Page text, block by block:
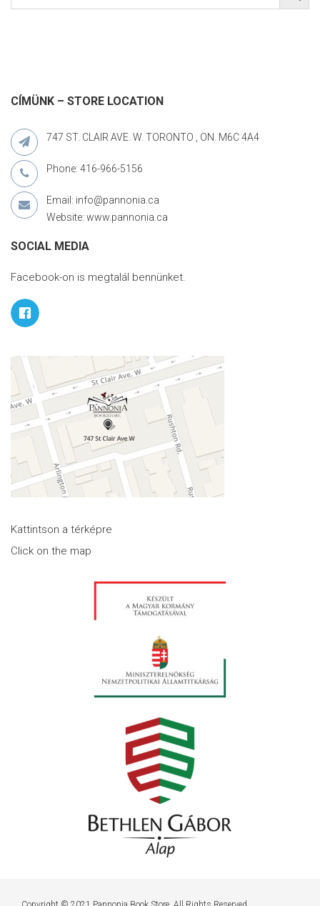
CÍMÜNK – STORE LOCATION
747 ST. CLAIR AVE. W. TORONTO , ON. M6C 4A4
Phone: 416-966-5156
Email: info@pannonia.ca
Website: www.pannonia.ca
SOCIAL MEDIA
Facebook-on is megtalál bennünket.
Kattintson a térképre
Click on the map